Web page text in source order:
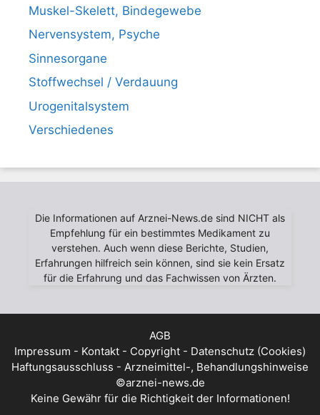
Muskel-Skelett, Bindegewebe
Nervensystem, Psyche
Sinnesorgane
Stoffwechsel / Verdauung
Urogenitalsystem
Verschiedenes
Die Informationen auf Arznei-News.de sind NICHT als
Empfehlung für ein bestimmtes Medikament zu
verstehen. Auch wenn diese Berichte, Studien,
Erfahrungen hilfreich sein können, sind sie kein Ersatz
für die Erfahrung und das Fachwissen von Ärzten.
AGB
Impressum - Kontakt - Copyright - Datenschutz (Cookies)
Haftungsausschluss - Arzneimittel-, Behandlungshinweise
©arznei-news.de
Keine Gewähr für die Richtigkeit der Informationen!